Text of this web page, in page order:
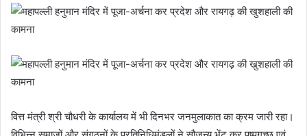
वित्त मंत्री श्री चौधरी के कार्यालय में भी दिनभर जनमुलाकात का क्रम जारी रहा।